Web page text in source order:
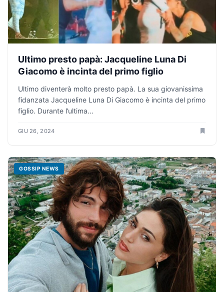
Ultimo presto papà: Jacqueline Luna Di
Giacomo è incinta del primo figlio
Ultimo diventerà molto presto papà. La sua giovanissima
fidanzata Jacqueline Luna Di Giacomo è incinta del primo
figlio. Durante l’ultima...
GIU 26, 2024
GOSSIP NEWS